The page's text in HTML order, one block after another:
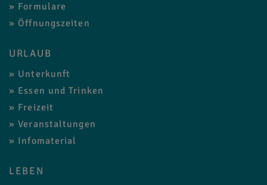
Formulare
Öffnungszeiten
URLAUB
Unterkunft
Essen und Trinken
Freizeit
Veranstaltungen
Infomaterial
LEBEN